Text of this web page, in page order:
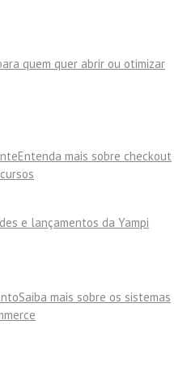
quem quer abrir ou otimizar
Entenda mais sobre checkout
e lançamentos da Yampi
Saiba mais sobre os sistemas